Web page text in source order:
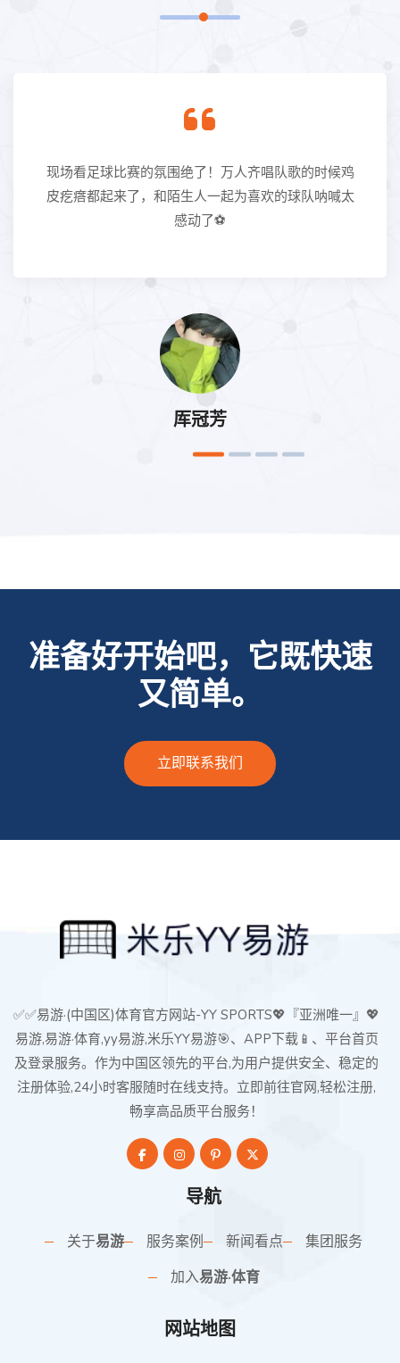
现场看足球比赛的氛围绝了！万人齐唱队歌的时候鸡
皮疙瘩都起来了，和陌生人一起为喜欢的球队呐喊太
感动了⚽
厍冠芳
准备好开始吧，它既快速
又简单。
立即联系我们
✅✅易游·(中国区)体育官方网站-YY SPORTS💖『亚洲唯一』💖
易游,易游·体育,yy易游,米乐YY易游🎯、APP下载📱、平台首页
及登录服务。作为中国区领先的平台,为用户提供安全、稳定的
注册体验,24小时客服随时在线支持。立即前往官网,轻松注册,
畅享高品质平台服务！
导航
关于易游 服务案例 新闻看点
集团服务
加入易游·体育
网站地图